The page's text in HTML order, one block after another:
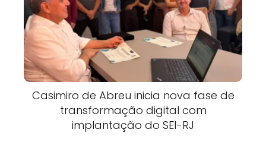
Casimiro de Abreu inicia nova fase de
transformação digital com
implantação do SEI-RJ